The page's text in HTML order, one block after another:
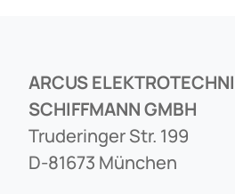
ARCUS
SCHIFFMANN GMBH
Truderinger Str. 199
D-81673 München